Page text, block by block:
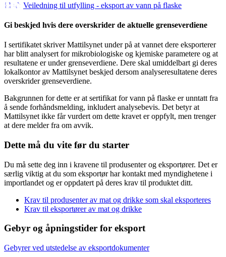
Veiledning til utfylling - eksport av vann på flaske
Gi beskjed hvis dere overskrider de aktuelle grenseverdiene
I sertifikatet skriver Mattilsynet under på at vannet dere eksporterer
har blitt analysert for mikrobiologiske og kjemiske parametere og at
resultatene er under grenseverdiene. Dere skal umiddelbart gi deres
lokalkontor av Mattilsynet beskjed dersom analyseresultatene deres
overskrider grenseverdiene.
Bakgrunnen for dette er at sertifikat for vann på flaske er unntatt fra
å sende forhåndsmelding, inkludert analysebevis. Det betyr at
Mattilsynet ikke får vurdert om dette kravet er oppfylt, men trenger
at dere melder fra om avvik.
Dette må du vite før du starter
Du må sette deg inn i kravene til produsenter og eksportører. Det er
særlig viktig at du som eksportør har kontakt med myndighetene i
importlandet og er oppdatert på deres krav til produktet ditt.
Krav til produsenter av mat og drikke som skal eksporteres
Krav til eksportører av mat og drikke
Gebyr og åpningstider for eksport
Gebyrer ved utstedelse av eksportdokumenter